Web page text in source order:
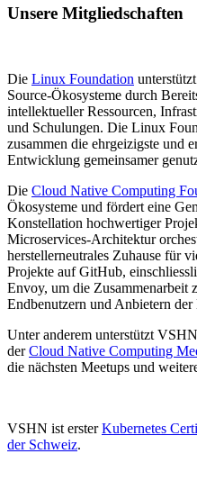
Unsere Mitgliedschaften
Die Linux Foundation
Source-Ökosysteme durch
intellektueller Ressourcen,
und Schulungen. Die Linux
zusammen die ehrgeizigste und
Entwicklung gemeinsamer
Die Cloud Native Computing
Ökosysteme und fördert eine
Konstellation hochwertiger
Microservices-Architektur
herstellerneutrales Zuhause für
Projekte auf GitHub,
Envoy, um die Zusammenarbeit
Endbenutzern und Anbietern
Unter anderem unterstützt
derCloud Native Computing
die nächsten Meetups und
VSHN ist ersterKubernetes
der Schweiz.